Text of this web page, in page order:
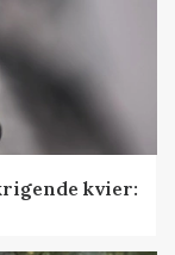
kvier: